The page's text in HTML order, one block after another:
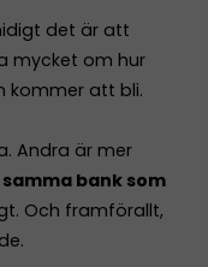
det är att
mycket om hur
kommer att bli.
Andra är mer
bank som
Och framförallt,